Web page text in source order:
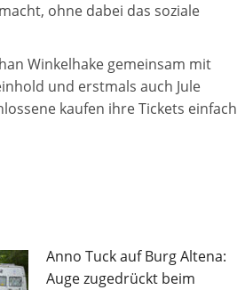
ohne dabei das soziale
Winkelhake gemeinsam mit
und erstmals auch Jule
kaufen ihre Tickets einfach
Anno Tuck auf Burg Altena:
Auge zugedrückt beim